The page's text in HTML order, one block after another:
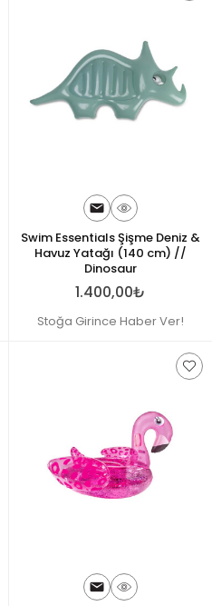
Swim Essentials Şişme Deniz &
Havuz Yatağı (140 cm) //
Dinosaur
1.400,00₺
Stoğa Girince Haber Ver!